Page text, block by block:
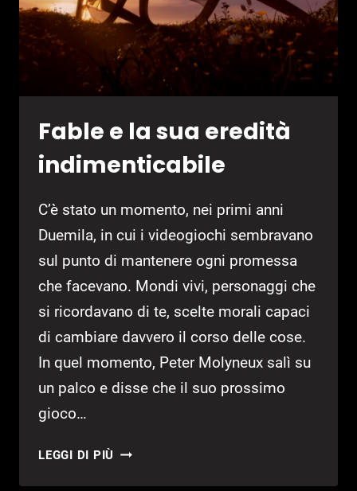
Fable e la sua eredità
indimenticabile
C’è stato un momento, nei primi anni
Duemila, in cui i videogiochi sembravano
sul punto di mantenere ogni promessa
che facevano. Mondi vivi, personaggi che
si ricordavano di te, scelte morali capaci
di cambiare davvero il corso delle cose.
In quel momento, Peter Molyneux salì su
un palco e disse che il suo prossimo
gioco…
LEGGI DI PIÙ FABLE